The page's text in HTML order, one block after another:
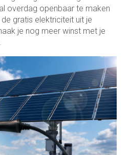
overdag openbaar te maken
gratis elektriciteit uit je
je nog meer winst met je